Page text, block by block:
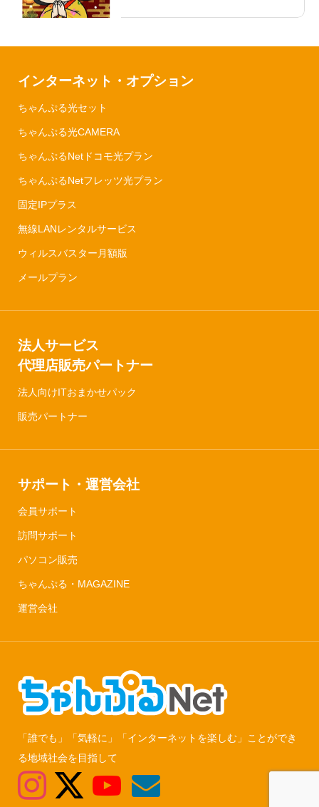
インターネット・オプション
ちゃんぷる光セット
ちゃんぷる光CAMERA
ちゃんぷるNetドコモ光プラン
ちゃんぷるNetフレッツ光プラン
固定IPプラス
無線LANレンタルサービス
ウィルスバスター月額版
メールプラン
法人サービス
代理店販売パートナー
法人向けITおまかせパック
販売パートナー
サポート・運営会社
会員サポート
訪問サポート
パソコン販売
ちゃんぷる・MAGAZINE
運営会社
「誰でも」「気軽に」「インターネットを楽しむ」ことができ
る地域社会を目指して